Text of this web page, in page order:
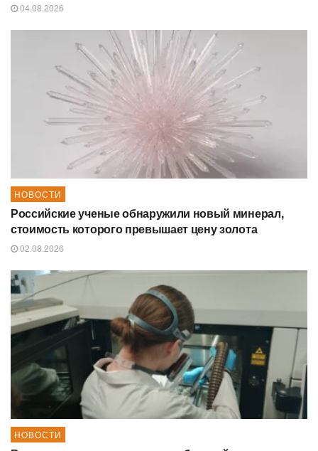
04.08.2026
НОВОСТИ
Российские ученые обнаружили новый минерал,
стоимость которого превышает цену золота
02.08.2026
НОВОСТИ